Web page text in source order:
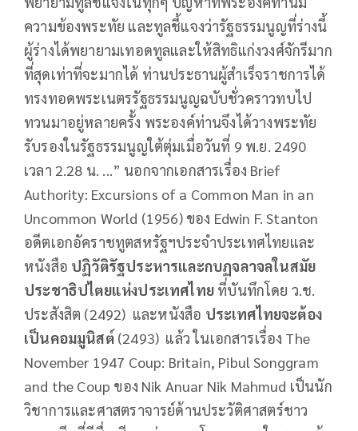
ความข้องพระทัย และทูลชี้แจงว่ารัฐธรรมนูญที่ร่างนี้
ผู้ร่างได้พยายามเทอดทูลและให้สิทธิแก่งวงศ์จักรีมาก
ที่สุดเท่าที่จะมากได้ ท่านประธานผู้สำเร็จราชการได้
ทรงทอดพระเนตรรัฐธรรมนูญฉบับชั่วคราวทบไป
ทวนมาอยู่หลายครั้ง พระองค์ท่านจึงได้วางพระทัย
รับรองในรัฐธรรมนูญใต้ตุ่มเมื่อวันที่ 9 พ.ย. 2490
เวลา 2.28 น. ...” นอกจากเอกสารเรื่อง Brief
Authority: Excursions of a Common Man in an
Uncommon World (1956) ของ Edwin F. Stanton
อดีตเอกอัคราชทูตสหรัฐฯประจำประเทศไทยและ
หนังสือ ปฏิวัติรัฐประหารและกบฏจลาจลในสมัย
ประชาธิปไตยแห่งประเทศไทย ที่บันทึกโดย ว.ช.
ประสังสิต (2492) และหนังสือ ประเทศไทยจะต้อง
เป็นคอมมูนิสต์ (2493) แล้ว ในเอกสารเรื่อง The
November 1947 Coup: Britain, Pibul Songgram
and the Coup ของ Nik Anuar Nik Mahmud เป็นนัก
วิชาการและศาสตราจารย์ด้านประวัติศาสตร์ชาว